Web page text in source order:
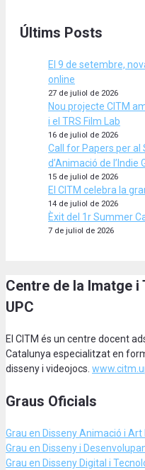
Últims Posts
El 9 de setembre,
online
27 de juliol de 2026
Nou projecte CITM
i el TRS Film Lab
16 de juliol de 2026
Call for Papers per al
d’Animació de l’Indie
15 de juliol de 2026
El CITM celebra la
14 de juliol de 2026
Èxit del 1r Summer
7 de juliol de 2026
Centre de la Imatge
UPC
El CITM és un centre docent
Catalunya especialitzat en
disseny i videojocs.
Graus Oficials
Grau en Disseny Animació i Art
Grau en Disseny i
Grau en Disseny Digital i